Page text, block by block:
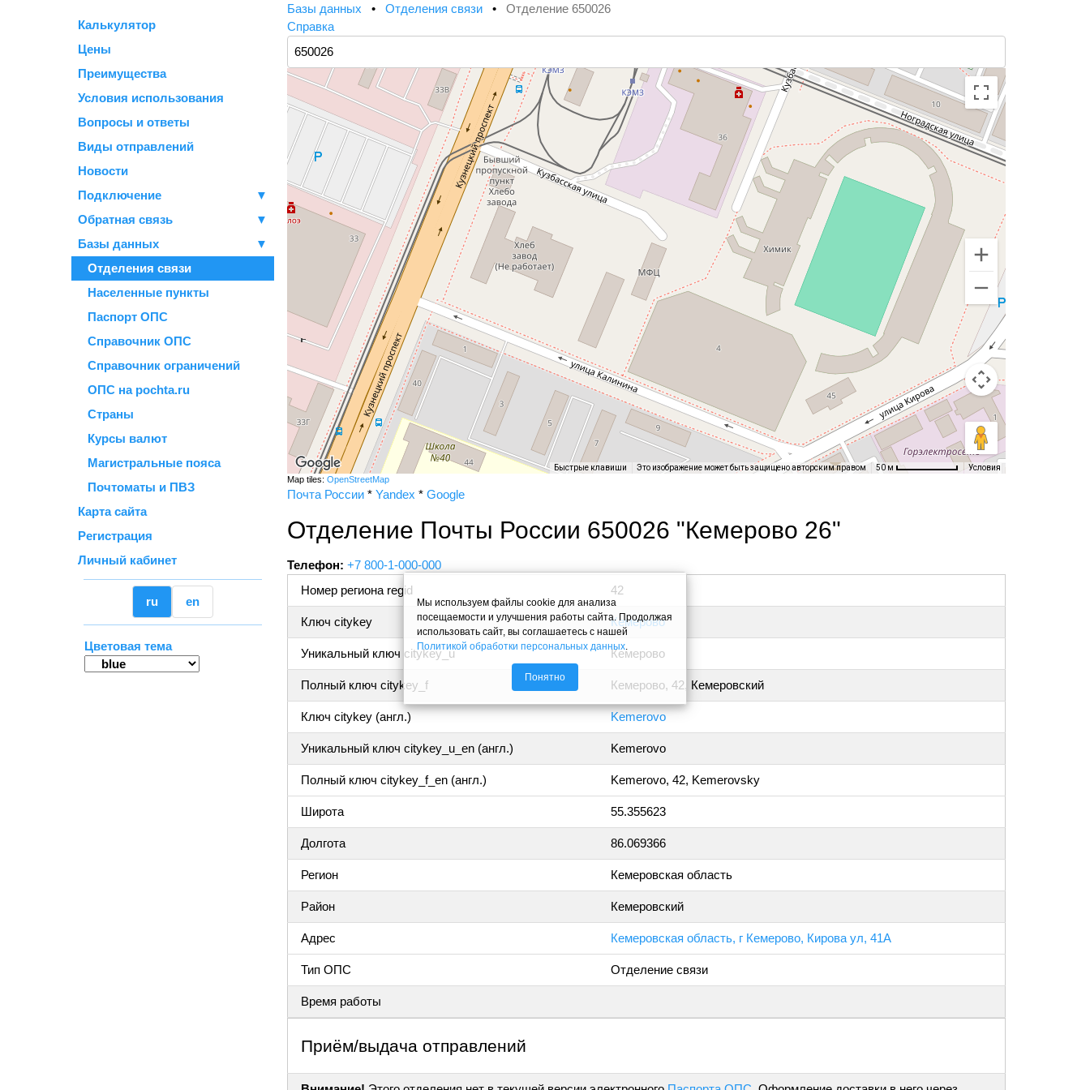
Калькулятор
Цены
Преимущества
Условия использования
Вопросы и ответы
Виды отправлений
Новости
Подключение
▼
Обратная связь
▼
Базы данных
▼
Отделения связи
Населенные пункты
Паспорт ОПС
Справочник ОПС
Справочник ограничений
ОПС на pochta.ru
Страны
Курсы валют
Магистральные пояса
Почтоматы и ПВЗ
Карта сайта
Регистрация
Личный кабинет
ru en
Цветовая тема
Базы данных • Отделения связи • Отделение 650026
Справка
Быстрые клавиши Это изображение может быть защищено авторским правом 50 м Условия
Map tiles: OpenStreetMap
Почта России * Yandex * Google
Отделение Почты России 650026 "Кемерово 26"
Телефон: +7 800-1-000-000
Номер региона regid
42
Ключ citykey Кемерово
Уникальный ключ citykey_u Кемерово
Полный ключ citykey_f Кемерово, 42, Кемеровский
Ключ citykey (англ.) Kemerovo
Уникальный ключ citykey_u_en (англ.) Kemerovo
Полный ключ citykey_f_en (англ.) Kemerovo, 42, Kemerovsky
Широта 55.355623
Долгота 86.069366
Регион Кемеровская область
Район Кемеровский
Адрес Кемеровская область, г Кемерово, Кирова ул, 41А
Тип ОПС Отделение связи
Время работы
Приём/выдача отправлений
Мы используем файлы cookie для анализа
посещаемости и улучшения работы сайта. Продолжая
использовать сайт, вы соглашаетесь с нашей
Политикой обработки персональных данных.
Понятно